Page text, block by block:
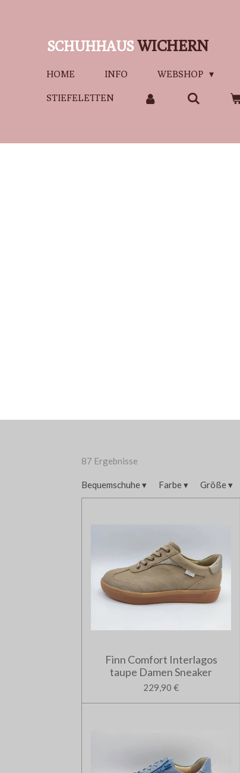
SCHUHHAUS WICHERN
HOME INFO WEBSHOP
STIEFELETTEN
87 Ergebnisse
Bequemschuhe▾ Farbe▾ Größe▾
Finn Comfort Interlagos
taupe Damen Sneaker
229,90 €